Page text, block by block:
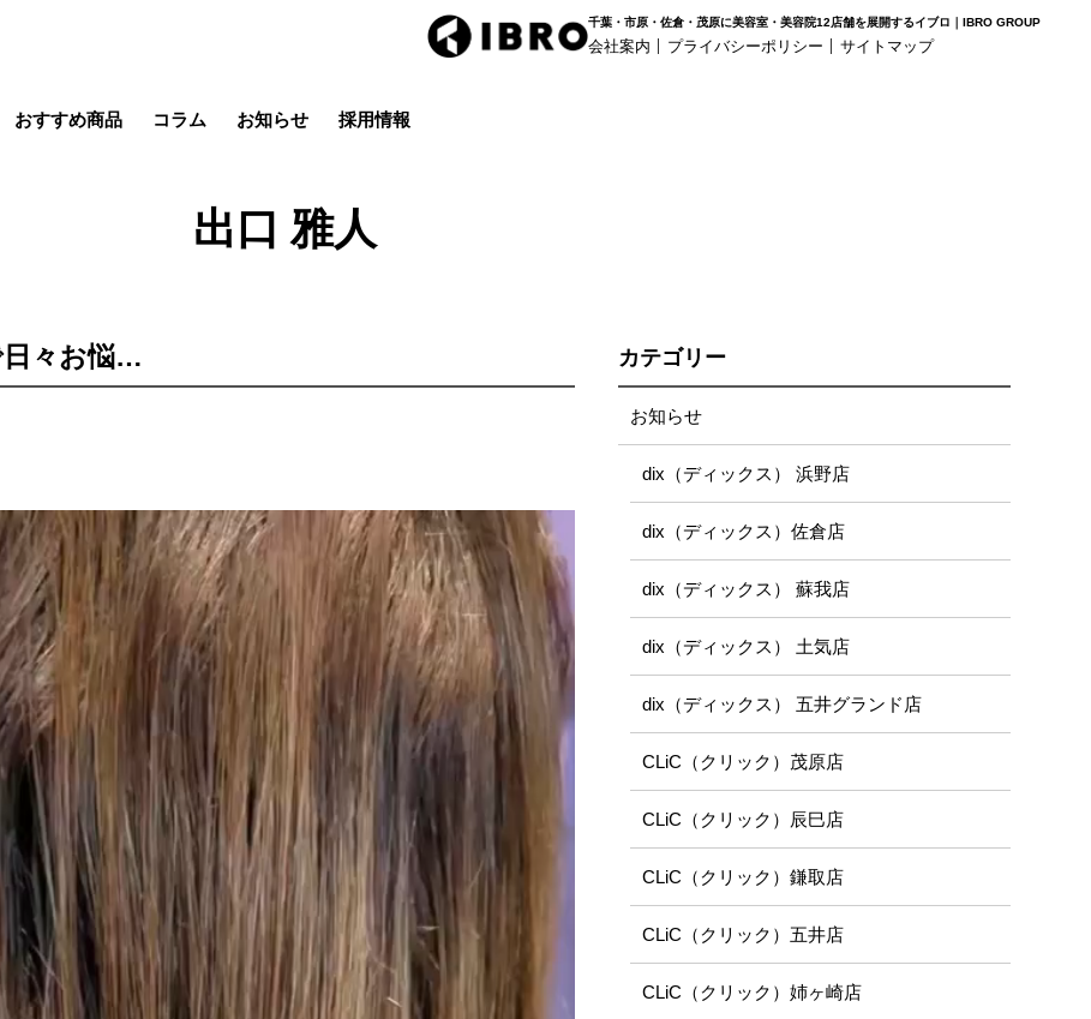
千葉・市原・佐倉・茂原に美容室・美容院12店舗を展開するイブロ｜IBRO GROUP
会社案内 プライバシーポリシー サイトマップ
茂原店 辰巳店
おすすめ商品 コラム お知らせ 採用情報
出口 雅人
日々お悩… カテゴリー
お知らせ
dix（ディックス） 浜野店
dix（ディックス）佐倉店
dix（ディックス） 蘇我店
dix（ディックス） 土気店
dix（ディックス） 五井グランド店
CLiC（クリック）茂原店
CLiC（クリック）辰巳店
CLiC（クリック）鎌取店
CLiC（クリック）五井店
CLiC（クリック）姉ヶ崎店